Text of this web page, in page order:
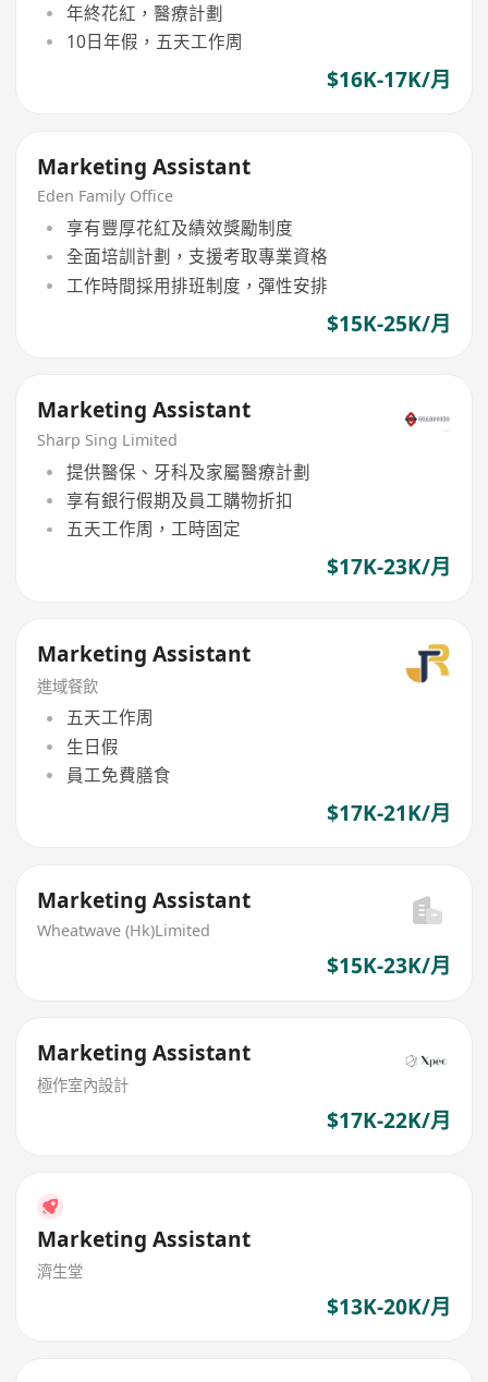
年終花紅，醫療計劃
10日年假，五天工作周
$16K-17K/月
Marketing Assistant
Eden Family Office
享有豐厚花紅及績效獎勵制度
全面培訓計劃，支援考取專業資格
工作時間採用排班制度，彈性安排
$15K-25K/月
Marketing Assistant
Sharp Sing Limited
提供醫保、牙科及家屬醫療計劃
享有銀行假期及員工購物折扣
五天工作周，工時固定
$17K-23K/月
Marketing Assistant
進域餐飲
五天工作周
生日假
員工免費膳食
$17K-21K/月
Marketing Assistant
Wheatwave (Hk)Limited
$15K-23K/月
Marketing Assistant
極作室內設計
$17K-22K/月
Marketing Assistant
濟生堂
$13K-20K/月